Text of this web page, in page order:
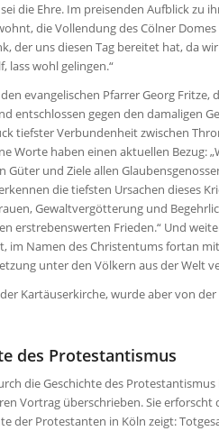
die Ehre. Im preisenden Aufblick zu
die Vollendung des Cölner
der uns diesen Tag bereitet hat, da
lass wohl gelingen.“
evangelischen Pfarrer Georg Fritze,
entschlossen gegen den damaligen
tiefster Verbundenheit zwischen
Worte haben einen aktuellen Bezug:
Güter und Ziele allen
die tiefsten Ursachen dieses
Gewaltvergötterung und
erstrebenswerten Frieden.“ Und
im Namen des Christentums fortan
unter den Völkern aus der Welt
Kartäuserkirche, wurde aber von
des Protestantismus
die Geschichte des
Vortrag überschrieben. Sie erforscht
der Protestanten in Köln zeigt: